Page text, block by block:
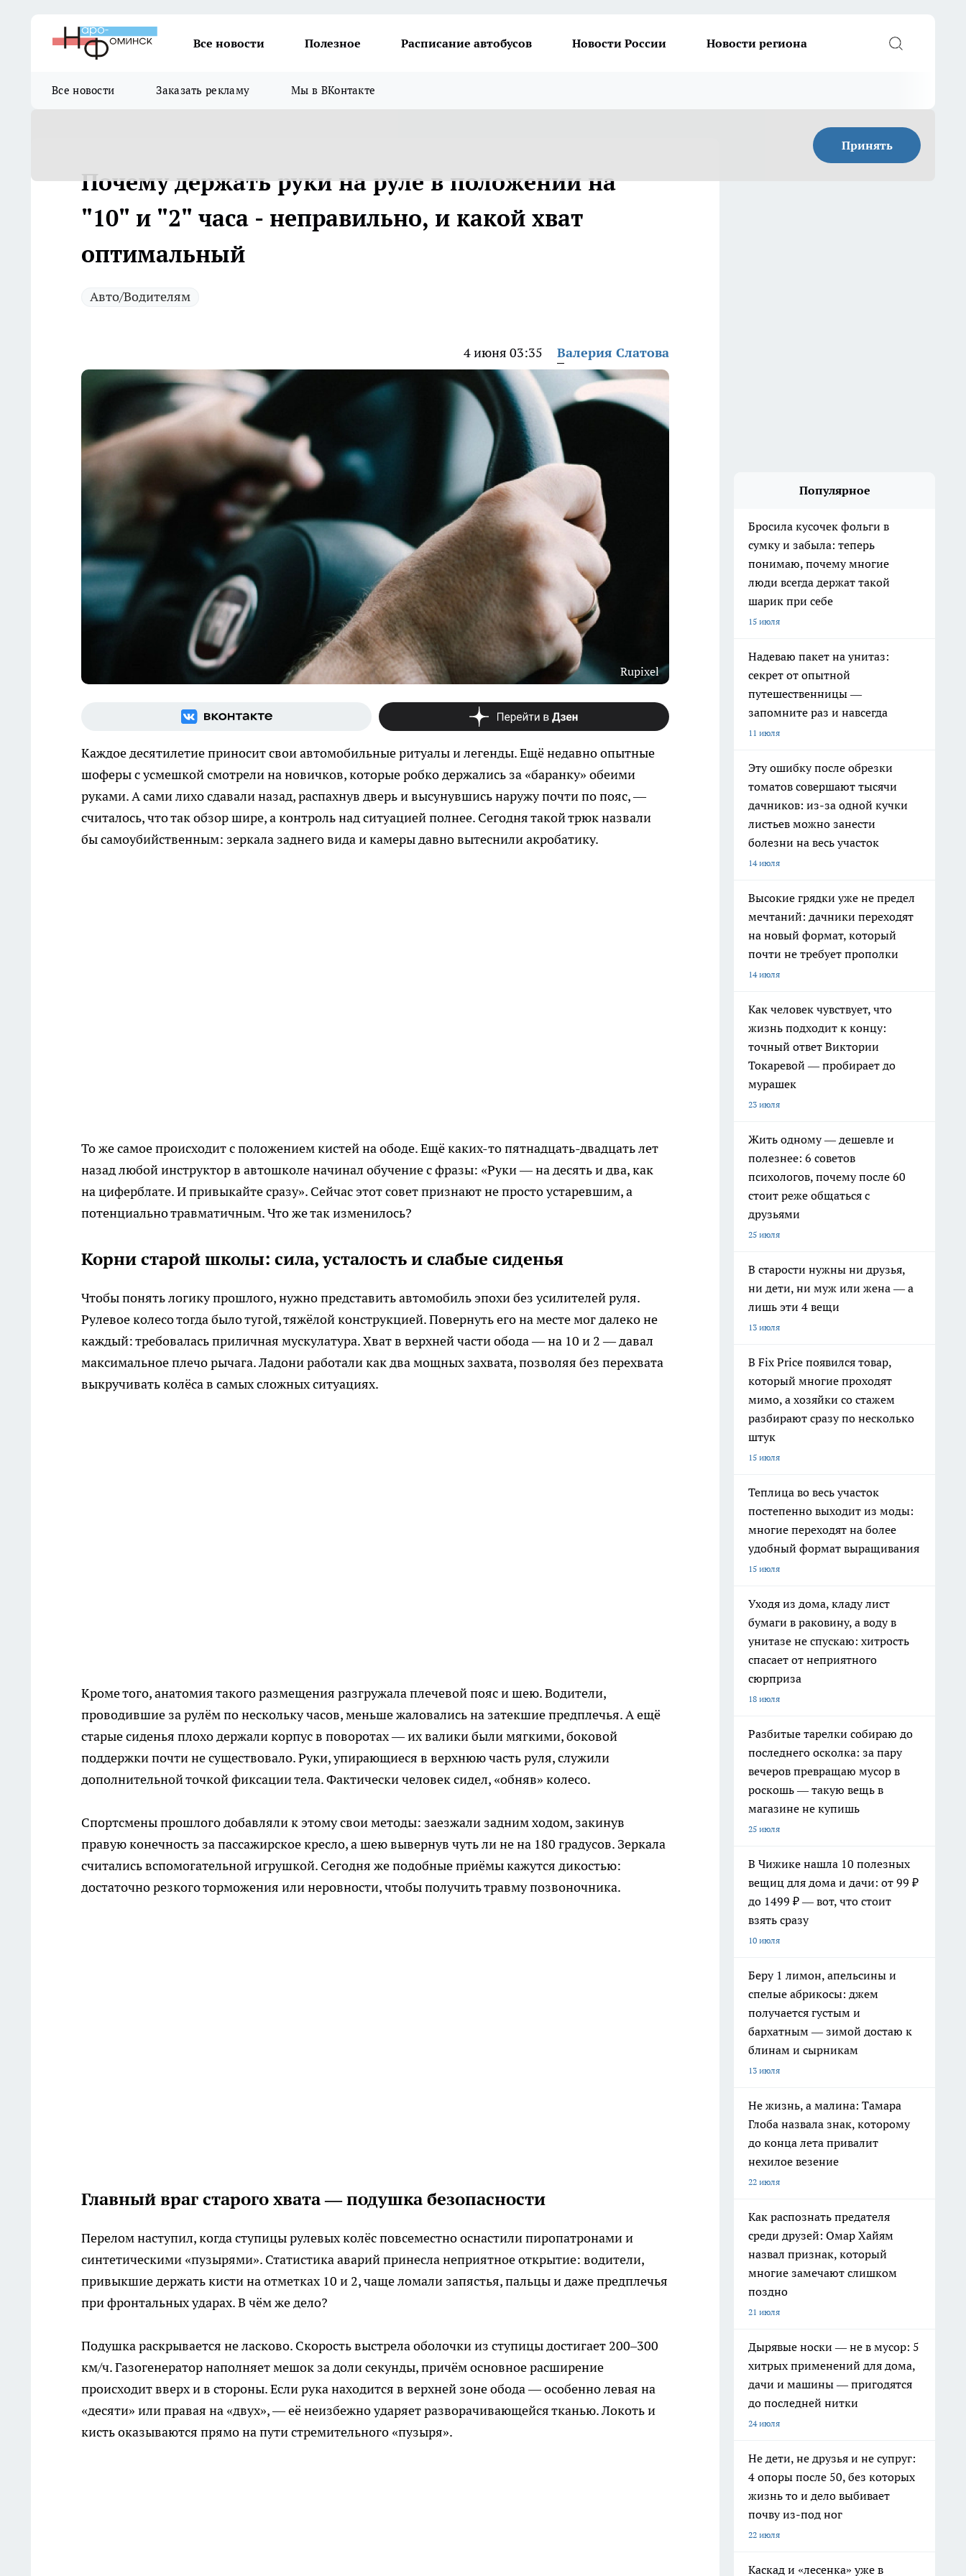
Все новости Полезное Расписание автобусов Новости России Новости региона
Все новости Заказать рекламу Мы в ВКонтакте
Принять
Почему держать руки на руле в положении на
"10" и "2" часа - неправильно, и какой хват
оптимальный
Авто/Водителям
4 июня 03:35 Валерия Слатова
Rupixel
Каждое десятилетие приносит свои автомобильные ритуалы и легенды. Ещё недавно опытные
шоферы с усмешкой смотрели на новичков, которые робко держались за «баранку» обеими
руками. А сами лихо сдавали назад, распахнув дверь и высунувшись наружу почти по пояс, —
считалось, что так обзор шире, а контроль над ситуацией полнее. Сегодня такой трюк назвали
бы самоубийственным: зеркала заднего вида и камеры давно вытеснили акробатику.
То же самое происходит с положением кистей на ободе. Ещё каких-то пятнадцать-двадцать лет
назад любой инструктор в автошколе начинал обучение с фразы: «Руки — на десять и два, как
на циферблате. И привыкайте сразу». Сейчас этот совет признают не просто устаревшим, а
потенциально травматичным. Что же так изменилось?
Корни старой школы: сила, усталость и слабые сиденья
Чтобы понять логику прошлого, нужно представить автомобиль эпохи без усилителей руля.
Рулевое колесо тогда было тугой, тяжёлой конструкцией. Повернуть его на месте мог далеко не
каждый: требовалась приличная мускулатура. Хват в верхней части обода — на 10 и 2 — давал
максимальное плечо рычага. Ладони работали как два мощных захвата, позволяя без перехвата
выкручивать колёса в самых сложных ситуациях.
Кроме того, анатомия такого размещения разгружала плечевой пояс и шею. Водители,
проводившие за рулём по нескольку часов, меньше жаловались на затекшие предплечья. А ещё
старые сиденья плохо держали корпус в поворотах — их валики были мягкими, боковой
поддержки почти не существовало. Руки, упирающиеся в верхнюю часть руля, служили
дополнительной точкой фиксации тела. Фактически человек сидел, «обняв» колесо.
Спортсмены прошлого добавляли к этому свои методы: заезжали задним ходом, закинув
правую конечность за пассажирское кресло, а шею вывернув чуть ли не на 180 градусов. Зеркала
считались вспомогательной игрушкой. Сегодня же подобные приёмы кажутся дикостью:
достаточно резкого торможения или неровности, чтобы получить травму позвоночника.
Главный враг старого хвата — подушка безопасности
Перелом наступил, когда ступицы рулевых колёс повсеместно оснастили пиропатронами и
синтетическими «пузырями». Статистика аварий принесла неприятное открытие: водители,
привыкшие держать кисти на отметках 10 и 2, чаще ломали запястья, пальцы и даже предплечья
при фронтальных ударах. В чём же дело?
Подушка раскрывается не ласково. Скорость выстрела оболочки из ступицы достигает 200–300
км/ч. Газогенератор наполняет мешок за доли секунды, причём основное расширение
происходит вверх и в стороны. Если рука находится в верхней зоне обода — особенно левая на
«десяти» или правая на «двух», — её неизбежно ударяет разворачивающейся тканью. Локоть и
кисть оказываются прямо на пути стремительного «пузыря».
Популярное
Бросила кусочек фольги в
сумку и забыла: теперь
понимаю, почему многие
люди всегда держат такой
шарик при себе
15 июля
Надеваю пакет на унитаз:
секрет от опытной
путешественницы —
запомните раз и навсегда
11 июля
Эту ошибку после обрезки
томатов совершают тысячи
дачников: из-за одной кучки
листьев можно занести
болезни на весь участок
14 июля
Высокие грядки уже не предел
мечтаний: дачники переходят
на новый формат, который
почти не требует прополки
14 июля
Как человек чувствует, что
жизнь подходит к концу:
точный ответ Виктории
Токаревой — пробирает до
мурашек
23 июля
Жить одному — дешевле и
полезнее: 6 советов
психологов, почему после 60
стоит реже общаться с
друзьями
25 июля
В старости нужны ни друзья,
ни дети, ни муж или жена — а
лишь эти 4 вещи
13 июля
В Fix Price появился товар,
который многие проходят
мимо, а хозяйки со стажем
разбирают сразу по несколько
штук
15 июля
Теплица во весь участок
постепенно выходит из моды:
многие переходят на более
удобный формат выращивания
15 июля
Уходя из дома, кладу лист
бумаги в раковину, а воду в
унитазе не спускаю: хитрость
спасает от неприятного
сюрприза
18 июля
Разбитые тарелки собираю до
последнего осколка: за пару
вечеров превращаю мусор в
роскошь — такую вещь в
магазине не купишь
25 июля
В Чижике нашла 10 полезных
вещиц для дома и дачи: от 99 ₽
до 1499 ₽ — вот, что стоит
взять сразу
10 июля
Беру 1 лимон, апельсины и
спелые абрикосы: джем
получается густым и
бархатным — зимой достаю к
блинам и сырникам
13 июля
Не жизнь, а малина: Тамара
Глоба назвала знак, которому
до конца лета привалит
нехилое везение
22 июля
Как распознать предателя
среди друзей: Омар Хайям
назвал признак, который
многие замечают слишком
поздно
21 июля
Дырявые носки — не в мусор: 5
хитрых применений для дома,
дачи и машины — пригодятся
до последней нитки
24 июля
Не дети, не друзья и не супруг:
4 опоры после 50, без которых
жизнь то и дело выбивает
почву из-под ног
22 июля
Каскад и «лесенка» уже в